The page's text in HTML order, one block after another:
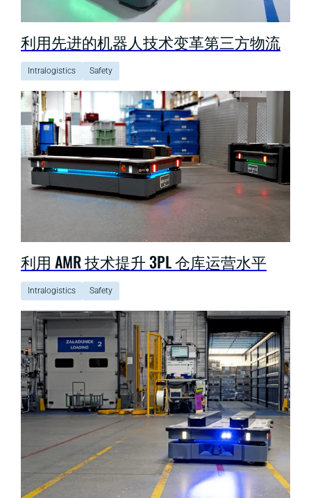
利用先进的机器人技术变革第三方物流
Intralogistics Safety
利用 AMR 技术提升 3PL 仓库运营水平
Intralogistics Safety